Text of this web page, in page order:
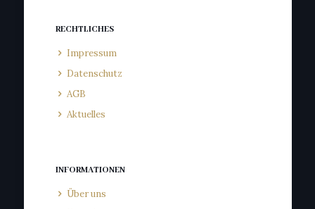
RECHTLICHES
Impressum
Datenschutz
AGB
Aktuelles
INFORMATIONEN
Über uns